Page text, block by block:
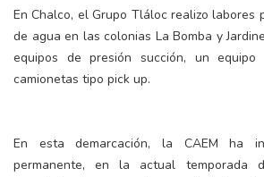
En Chalco, el Grupo Tláloc realizo labores
de agua en las colonias La Bomba y
equipos de presión succión, un equipo
camionetas tipo pick up.
En esta demarcación, la CAEM ha
permanente, en la actual temporada